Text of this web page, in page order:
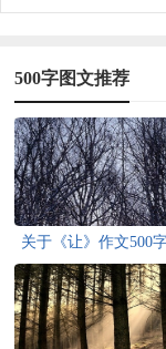
500字图文推荐
关于《让》作文500